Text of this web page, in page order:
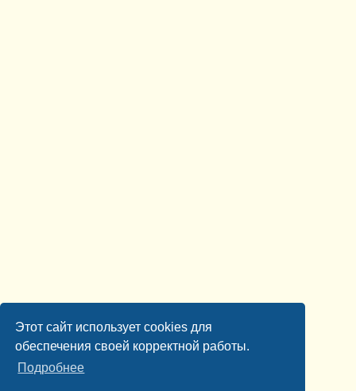
Этот сайт использует cookies для
обеспечения своей корректной работы.
Подробнее